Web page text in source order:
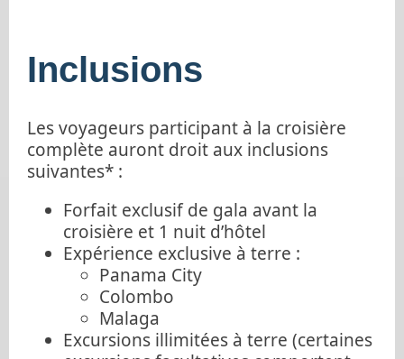
Inclusions
Les voyageurs participant à la croisière
complète auront droit aux inclusions
suivantes* :
Forfait exclusif de gala avant la
croisière et 1 nuit d’hôtel
Expérience exclusive à terre :
Panama City
Colombo
Malaga
Excursions illimitées à terre (certaines